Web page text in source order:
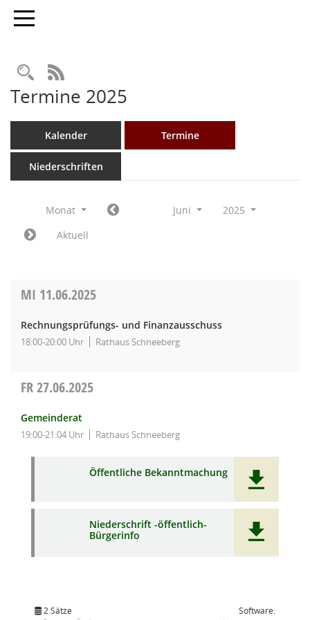
Toggle navigation
Rechercheauswahl
RSS-Feed
Termine 2025
Kalender Termine
Niederschriften
Monat Juni
2025
Aktuell
MI 11.06.2025
Rechnungsprüfungs- und Finanzausschuss
18:00-20:00 Uhr Rathaus Schneeberg
FR27.06.2025
Gemeinderat
19:00-21:04 Uhr Rathaus Schneeberg
Öffentliche Bekanntmachung
Niederschrift -öffentlich-
Bürgerinfo
2 Sätze
Software: